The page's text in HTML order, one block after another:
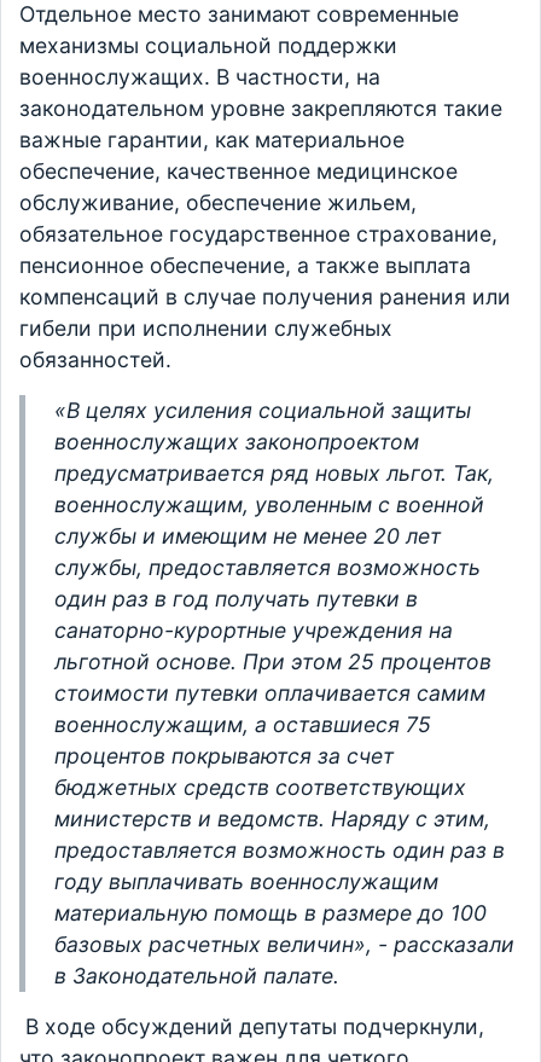
Отдельное место занимают современные
механизмы социальной поддержки
военнослужащих. В частности, на
законодательном уровне закрепляются такие
важные гарантии, как материальное
обеспечение, качественное медицинское
обслуживание, обеспечение жильем,
обязательное государственное страхование,
пенсионное обеспечение, а также выплата
компенсаций в случае получения ранения или
гибели при исполнении служебных
обязанностей.
«В целях усиления социальной защиты
военнослужащих законопроектом
предусматривается ряд новых льгот. Так,
военнослужащим, уволенным с военной
службы и имеющим не менее 20 лет
службы, предоставляется возможность
один раз в год получать путевки в
санаторно-курортные учреждения на
льготной основе. При этом 25 процентов
стоимости путевки оплачивается самим
военнослужащим, а оставшиеся 75
процентов покрываются за счет
бюджетных средств соответствующих
министерств и ведомств. Наряду с этим,
предоставляется возможность один раз в
году выплачивать военнослужащим
материальную помощь в размере до 100
базовых расчетных величин», - рассказали
в Законодательной палате.
В ходе обсуждений депутаты подчеркнули,